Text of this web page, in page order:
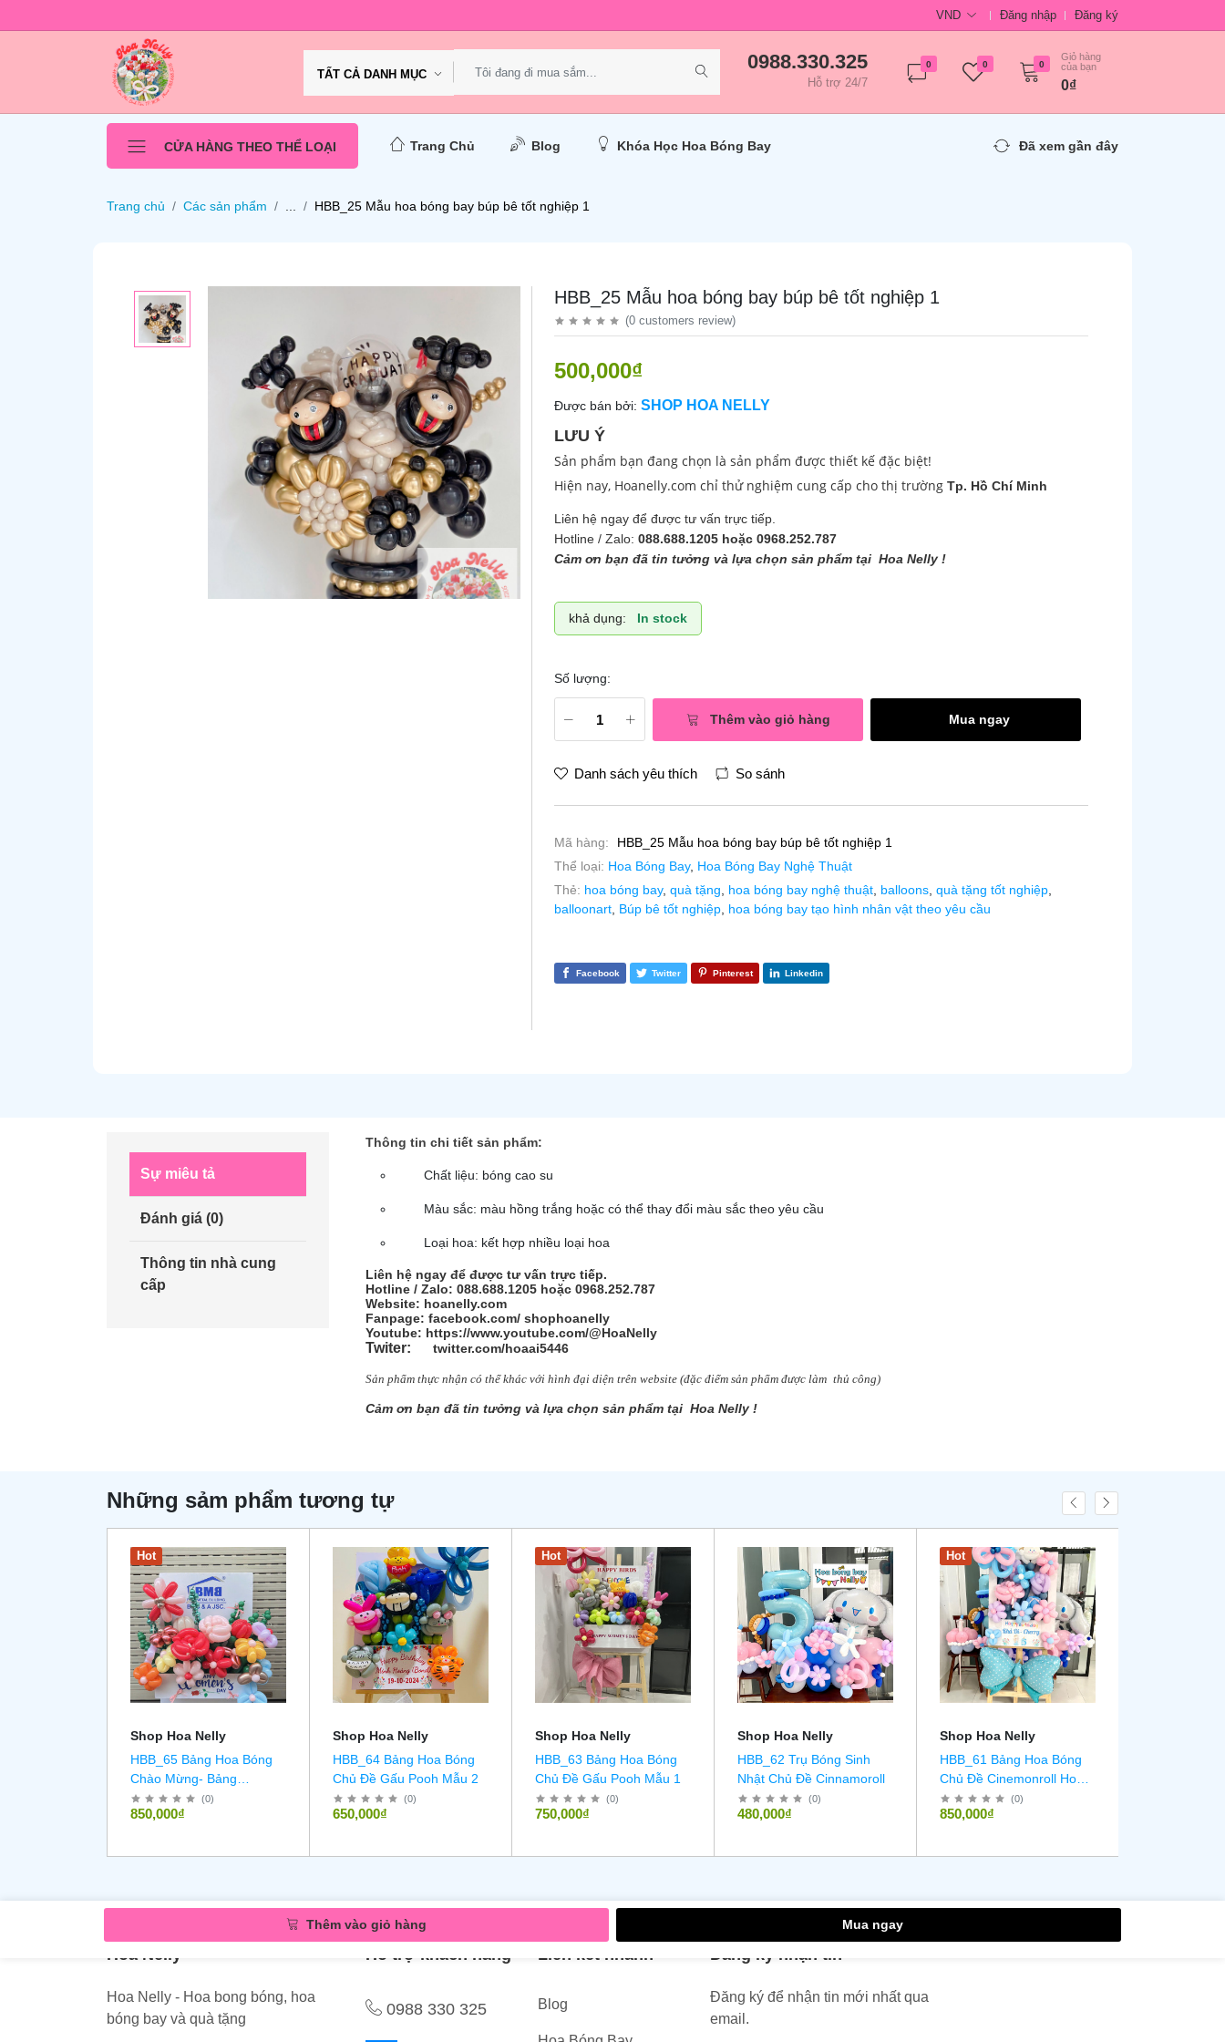
VND Đăng nhập Đăng ký
TẤT CẢ DANH MỤC
0988.330.325
Hỗ trợ 24/7
0 0 0
Giỏ hàng
của bạn
0₫
CỬA HÀNG THEO THỂ LOẠI Trang Chủ Blog Khóa Học Hoa Bóng Bay Đã xem gần đây
Trang chủ Các sản phẩm HBB_25 Mẫu hoa bóng bay búp bê tốt nghiệp 1
HBB_25 Mẫu hoa bóng bay búp bê tốt nghiệp 1
(0 customers review)
500,000₫
Được bán bởi: SHOP HOA NELLY
LƯU Ý
Sản phẩm bạn đang chọn là sản phẩm được thiết kế đặc biệt!
Hiện nay, Hoanelly.com chỉ thử nghiệm cung cấp cho thị trường Tp. Hồ Chí Minh
Liên hệ ngay để được tư vấn trực tiếp.
Hotline / Zalo: 088.688.1205 hoặc 0968.252.787
Cảm ơn bạn đã tin tưởng và lựa chọn sản phẩm tại Hoa Nelly !
khả dụng: In stock
Số lượng:
Thêm vào giỏ hàng Mua ngay
Danh sách yêu thích So sánh
Mã hàng:
HBB_25 Mẫu hoa bóng bay búp bê tốt nghiệp 1
Thể loại: Hoa Bóng Bay, Hoa Bóng Bay Nghệ Thuật
Thẻ: hoa bóng bay, quà tặng hoa bóng bay nghệ thuật balloons quà tặng tốt nghiệp
balloonart Búp bê tốt nghiệp hoa bóng bay tạo hình nhân vật theo yêu cầu
Facebook Twitter Pinterest Linkedin
Sự miêu tả
Đánh giá (0)
Thông tin nhà cung
cấp
Thông tin chi tiết sản phẩm:
Chất liệu: bóng cao su
Màu sắc: màu hồng trắng hoặc có thể thay đổi màu sắc theo yêu cầu
Loại hoa: kết hợp nhiều loại hoa
Liên hệ ngay để được tư vấn trực tiếp.
Hotline / Zalo: 088.688.1205 hoặc 0968.252.787
Website: hoanelly.com
Fanpage: facebook.com/ shophoanelly
Youtube: https://www.youtube.com/@HoaNelly
Twiter: twitter.com/hoaai5446
Sản phẩm thực nhận có thể khác với hình đại diện trên website (đặc điểm sản phẩm được làm thủ công)
Cảm ơn bạn đã tin tưởng và lựa chọn sản phẩm tại Hoa Nelly !
Những sảm phẩm tương tự
Hot
Shop Hoa Nelly
HBB_65 Bảng Hoa Bóng
Chào Mừng- Bảng
Welcome
(0)
850,000₫
Shop Hoa Nelly
HBB_64 Bảng Hoa Bóng
Chủ Đề Gấu Pooh Mẫu 2
(0)
650,000₫
Hot
Shop Hoa Nelly
HBB_63 Bảng Hoa Bóng
Chủ Đề Gấu Pooh Mẫu 1
(0)
750,000₫
Shop Hoa Nelly
HBB_62 Trụ Bóng Sinh
Nhật Chủ Đề Cinnamoroll
(0)
480,000₫
Hot
Shop Hoa Nelly
HBB_61 Bảng Hoa Bóng
Chủ Đề Cinemonroll Hoa
Bóng Chủ Đề Cinnamoroll
(0)
850,000₫
Thêm vào giỏ hàng Mua ngay
Hoa Nelly
Hoa Nelly - Hoa bong bóng, hoa
bóng bay và quà tặng
Hỗ trợ khách hàng
0988 330 325
Liên kết nhanh
Blog
Đăng ký nhận tin
Đăng ký để nhận tin mới nhất qua
email.